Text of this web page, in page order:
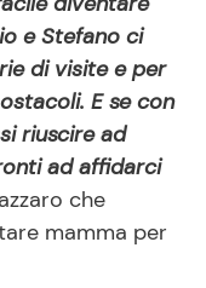
e Stefano ci
di visite e per
E se con
riuscire ad
ad affidarci
che
mamma per